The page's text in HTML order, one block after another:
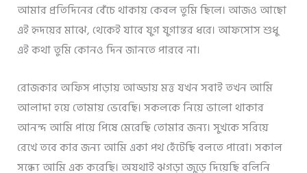
আমার প্রতিদিনের বেঁচে থাকায় কেবল তুমি ছিলে। আজও আছো
এই হৃদয়ের মাঝে, থেকেই যাবে যুগ যুগান্তর ধরে। আফসোস শুধু
এই কথা তুমি কোনও দিন জানতে পারবে না।
রোজকার অফিস পাড়ায় আড্ডায় মত্ত যখন সবাই তখন আমি
আলাদা হয়ে তোমায় ভেবেছি। সকলকে নিয়ে ভালো থাকার
আনন্দ আমি পায়ে পিষে মেরেছি তোমার জন্য। সুখকে সরিয়ে
রেখে তবে কার জন্য আমি একা পথ হেঁটেছি বলতে পারো। সকাল
সন্ধ্যে আমি এক করেছি। অযথাই ঝগড়া জুড়ে দিয়েছি বলিনি